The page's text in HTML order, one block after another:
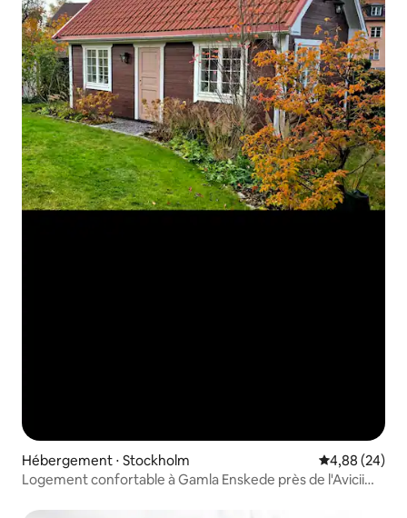
Hébergement ⋅ Stockholm Évaluation
4,88 (24)
Logement confortable à Gamla Enskede près de l'Avicii